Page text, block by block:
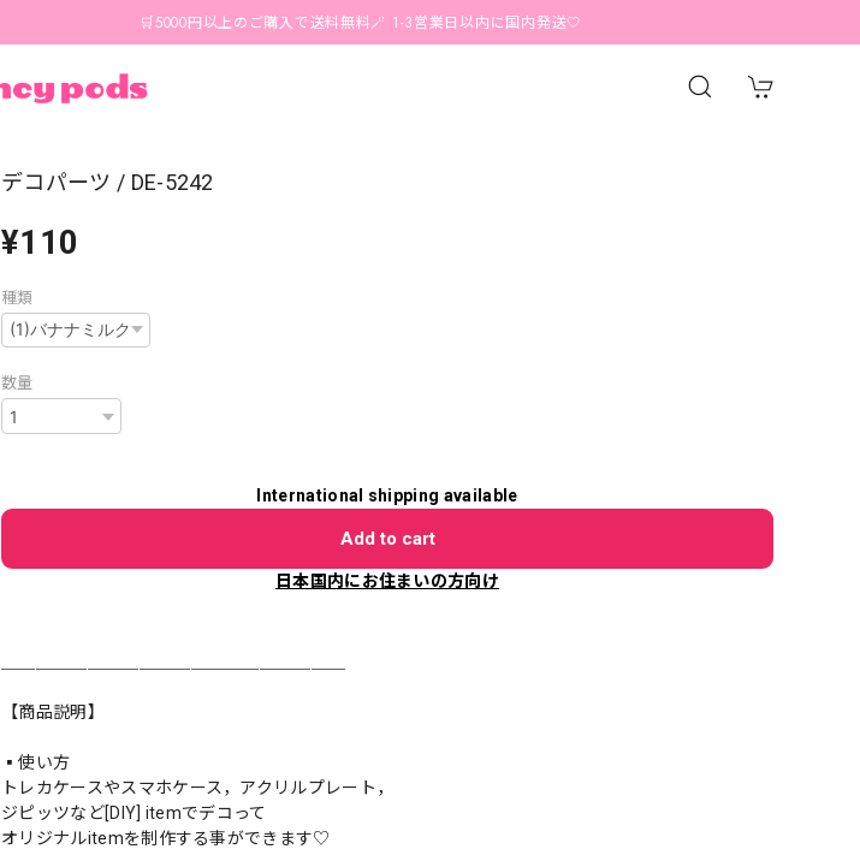
🛒5000円以上のご購入で送料無料🪄 1-3営業日以内に国内発送🤍
デコパーツ / DE-5242
¥110
種類
数量
International shipping available
Add to cart
日本国内にお住まいの方向け
【商品説明】
▪️使い方
トレカケースやスマホケース，アクリルプレート，
ジピッツなど[DIY] itemでデコって
オリジナルitemを制作する事ができます♡